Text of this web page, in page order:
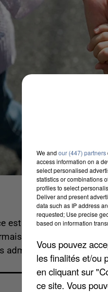
est le dernier à avoir
centralisé pour
administratives. Ce
We and our (447) partners
access information on a
select personalised
statistics or combinations
profiles to select
Deliver and present
data such as IP address
requested; Use precise
based on information
Vous pouvez
les finalités et/ou
en cliquant sur
ce site. Vous